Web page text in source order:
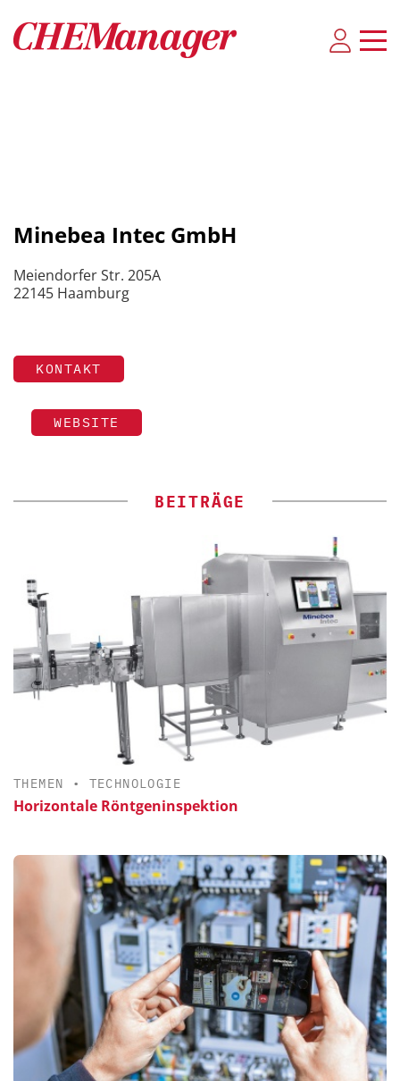
Minebea Intec GmbH
Meiendorfer Str. 205A
22145 Haamburg
KONTAKT
WEBSITE
BEITRÄGE
THEMEN • TECHNOLOGIE
Horizontale Röntgeninspektion